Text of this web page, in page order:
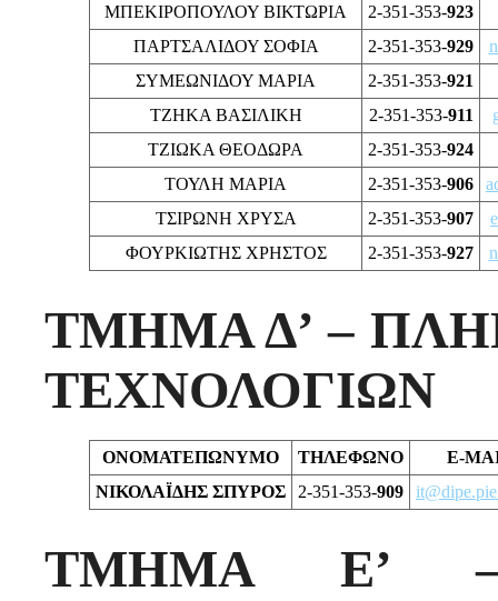
ΜΠΕΚΙΡΟΠΟΥΛΟΥ ΒΙΚΤΩΡΙΑ
2-351-353-923
ΠΑΡΤΣΑΛΙΔΟΥ ΣΟΦΙΑ
2-351-353-929
ΣΥΜΕΩΝΙΔΟΥ ΜΑΡΙΑ
2-351-353-921
ΤΖΗΚΑ ΒΑΣΙΛΙΚΗ
2-351-353-911
ΤΖΙΩΚΑ ΘΕΟΔΩΡΑ
2-351-353-924
ΤΟΥΛΗ ΜΑΡΙΑ
2-351-353-906
ΤΣΙΡΩΝΗ ΧΡΥΣΑ
2-351-353-907
ΦΟΥΡΚΙΩΤΗΣ ΧΡΗΣΤΟΣ
2-351-353-927
ΤΜΗΜΑ Δ’ –
ΤΕΧΝΟΛΟΓΙΩΝ
ΟΝΟΜΑΤΕΠΩΝΥΜΟ ΤΗΛΕΦΩΝΟ
E-
ΝΙΚΟΛΑΪΔΗΣ ΣΠΥΡΟΣ
2-351-353-909
ΤΜΗΜΑ Ε’ –